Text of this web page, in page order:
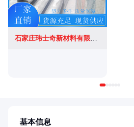
基本信息